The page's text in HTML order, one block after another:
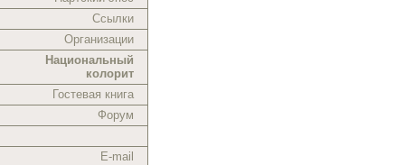
Ссылки
Организации
Национальный
колорит
Гостевая книга
Форум
E-mail